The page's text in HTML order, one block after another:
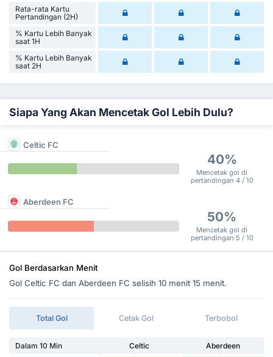
Rata-rata Kartu
Pertandingan (2H)
% Kartu Lebih Banyak
saat 1H
% Kartu Lebih Banyak
saat 2H
Siapa Yang Akan Mencetak Gol Lebih Dulu?
Celtic FC
40%
Mencetak gol di
pertandingan 4 / 10
Aberdeen FC
50%
Mencetak gol di
pertandingan 5 / 10
Gol Berdasarkan Menit
Gol Celtic FC dan Aberdeen FC selisih 10 menit 15 menit.
Total Gol Cetak Gol Terbobol
Dalam 10 Min Celtic
Aberdeen